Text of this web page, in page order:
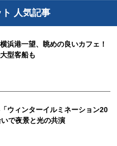
人気記事
浜港一望、眺めの良いカフェ！
型客船も
ウィンターイルミネーション20
で夜景と光の共演